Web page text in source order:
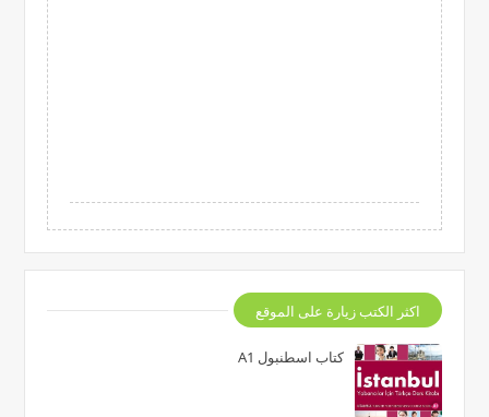
اكثر الكتب زيارة على الموقع
كتاب اسطنبول A1